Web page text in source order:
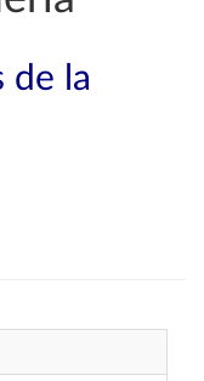
de la